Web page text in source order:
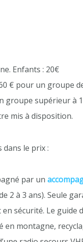
Enfants : 20€
€ pour un groupe
groupe supérieur à
mis à disposition.
dans le prix :
par un
2 à 3 ans). Seule
sécurité. Le guide
montagne,